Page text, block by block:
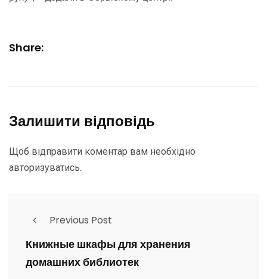
Share:
Залишити відповідь
Щоб відправити коментар вам необхідно
авторизуватись.
Previous Post
Книжные шкафы для хранения
домашних библиотек